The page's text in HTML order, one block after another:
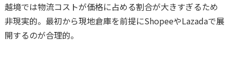
越境では物流コストが価格に占める割合が大きすぎるため
非現実的。最初から現地倉庫を前提にShopeeやLazadaで展
開するのが合理的。